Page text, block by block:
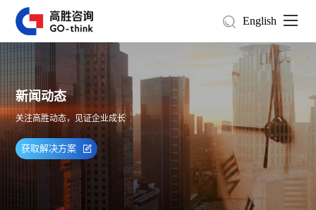
English
新闻动态
关注高胜动态，见证企业成长
获取解决方案